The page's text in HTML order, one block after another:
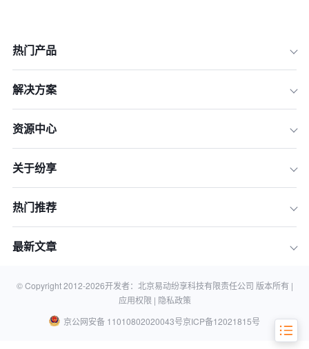
一、生成式人工智能
六、虚拟现实和增强现实
十、人工智能伦理
热门产品
解决方案
资源中心
关于纷享
热门推荐
最新文章
© Copyright 2012-2026开发者：北京易动纷享科技有限责任公司 版本所有 |
应用权限 | 隐私政策
京公网安备 11010802020043号京ICP备12021815号